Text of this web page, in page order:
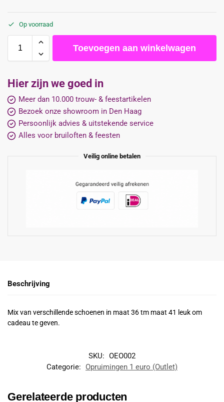
Op voorraad
Toevoegen aan winkelwagen
Hier zijn we goed in
Meer dan 10.000 trouw- & feestartikelen
Bezoek onze showroom in Den Haag
Persoonlijk advies & uitstekende service
Alles voor bruiloften & feesten
Veilig online betalen
Beschrijving
Mix van verschillende schoenen in maat 36 tm maat 41 leuk om
cadeau te geven.
SKU: OEO002
Categorie:
Opruimingen 1 euro (Outlet)
Gerelateerde producten